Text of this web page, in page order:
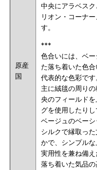
原産
国
中央にアラベス
リオン・コーナ
す。
***
色合いには、ベ
た落ち着いた色
代表的な色彩です
主に絨毯の周り
央のフィールド
グを使用したりし
ベージュのベー
シルクで縁取っ
かで、シンプル
実用性を兼ね備え
落ち着いた気品